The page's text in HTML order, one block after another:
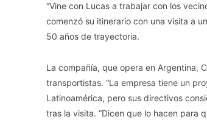
“Vine con Lucas a trabajar con los
comenzó su itinerario con una visita a
50 años de trayectoria.
La compañía, que opera en Argentina,
transportistas. “La empresa tiene un
Latinoamérica, pero sus directivos
tras la visita. “Dicen que lo hacen para